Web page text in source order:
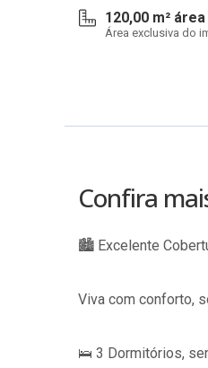
120,00 m²
Área exclusiva do
Confira
🏙️ Excelente
Viva com conforto,
🛌 3 Dormitórios,